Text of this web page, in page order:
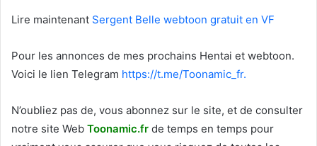
Lire maintenant Sergent Belle webtoon gratuit en VF
Pour les annonces de mes prochains Hentai et webtoon.
Voici le lien Telegram https://t.me/Toonamic_fr.
N’oubliez pas de, vous abonnez sur le site, et de consulter
notre site Web Toonamic.fr de temps en temps pour